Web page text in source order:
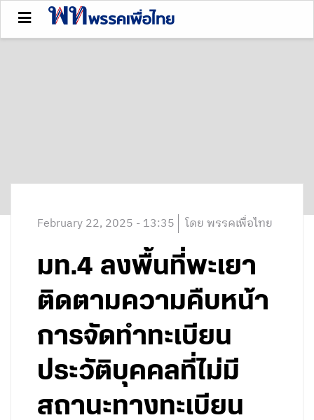
February 22, 2025 - 13:35 โดย พรรคเพื่อไทย
มท.4 ลงพื้นที่พะเยา
ติดตามความคืบหน้า
การจัดทำทะเบียน
ประวัติบุคคลที่ไม่มี
สถานะทางทะเบียน